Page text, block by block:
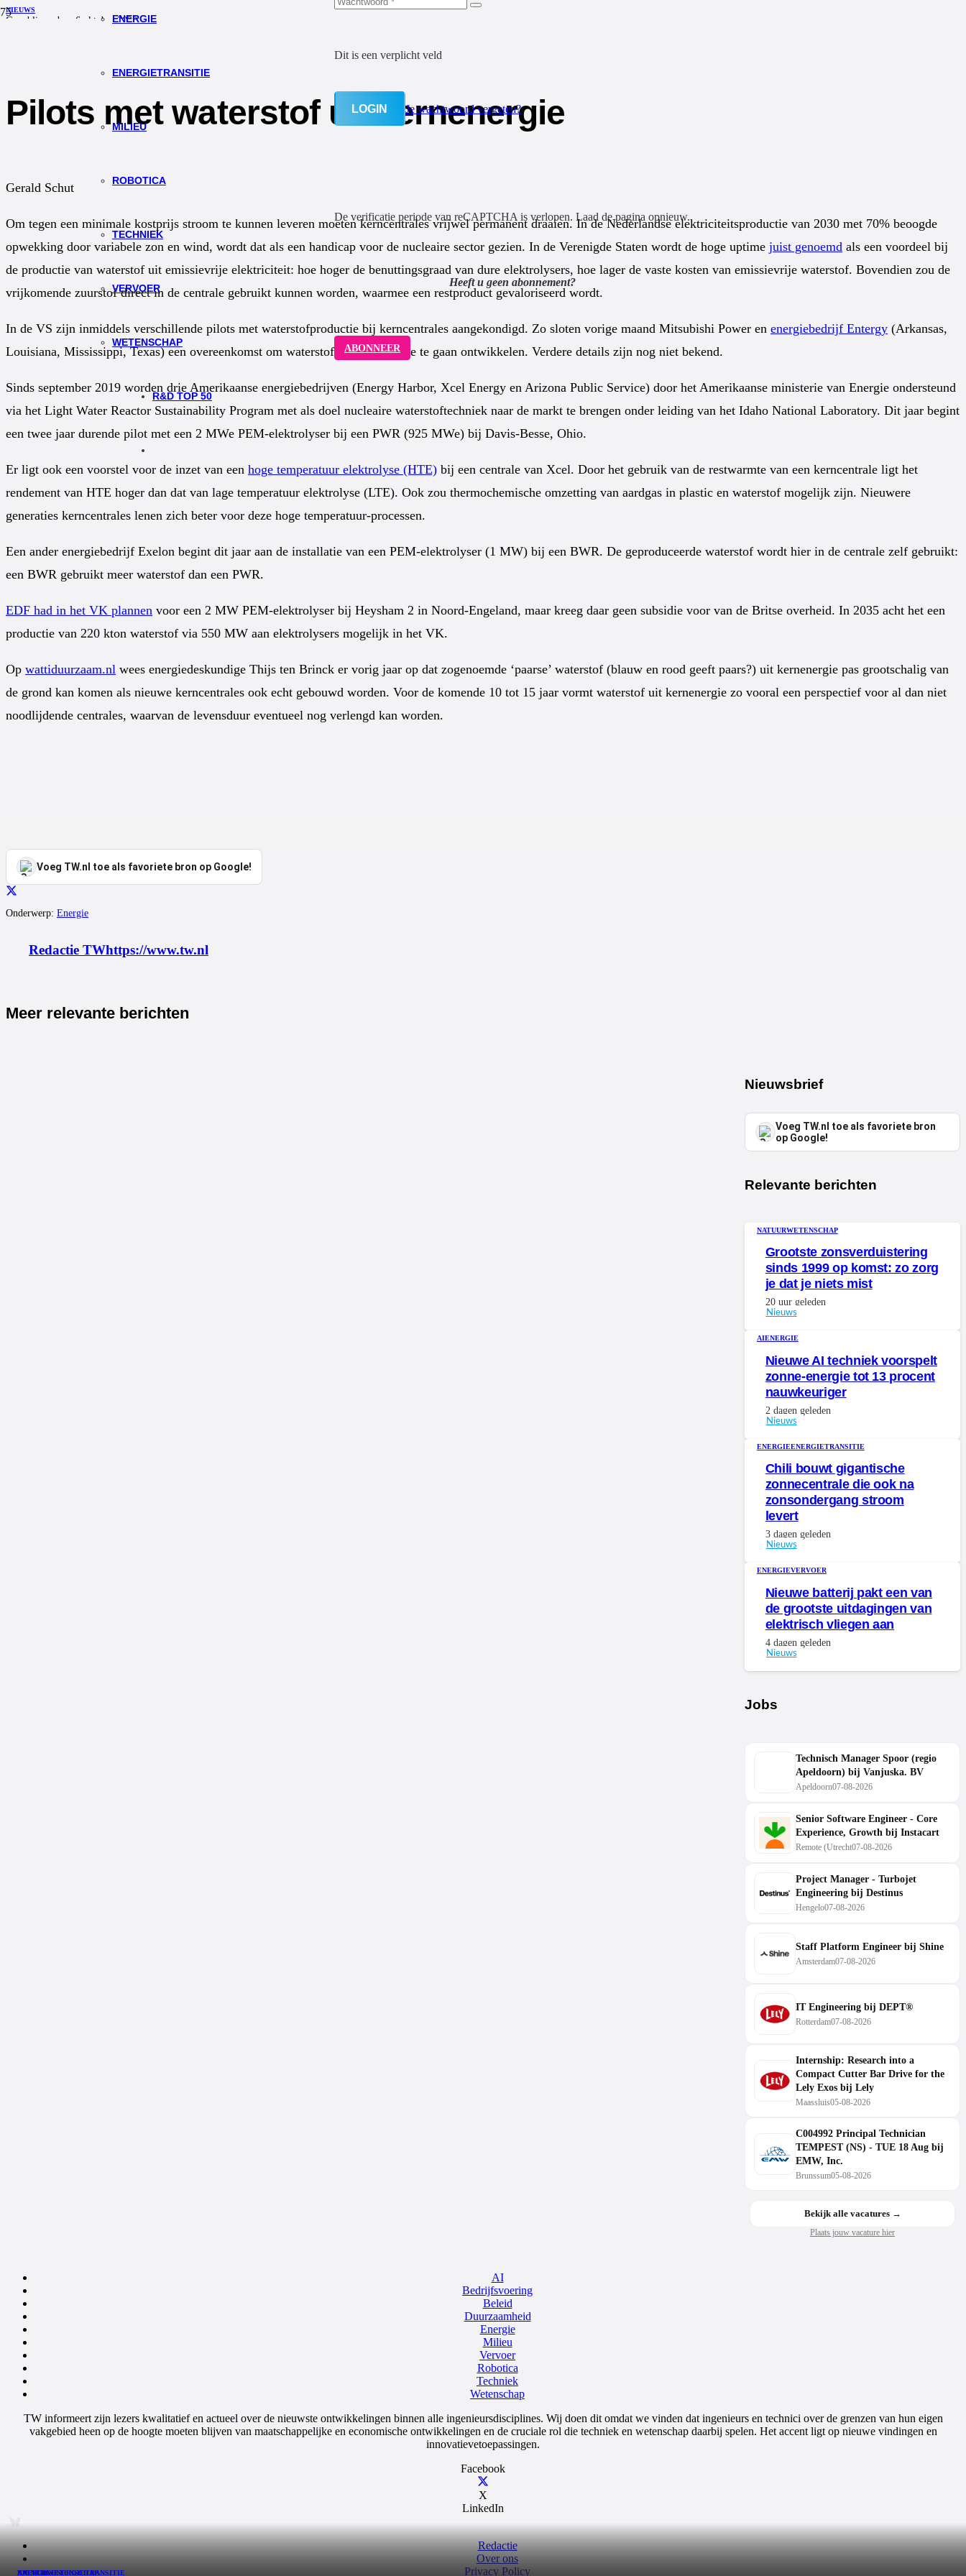
ENERGIE
ENERGIETRANSITIE
MILIEU
ROBOTICA
TECHNIEK
VERVOER
WETENSCHAP
R&D TOP 50
Dit is een verplicht veld
LOGIN Je wachtwoord vergeten?
De verificatie periode van reCAPTCHA is verlopen. Laad de pagina opnieuw.
Heeft u geen abonnement?
ABONNEER
NIEUWS
Gepubliceerd op 6 oktober 2020
Pilots met waterstof uit kernenergie
Gerald Schut
Om tegen een minimale kostprijs stroom te kunnen leveren moeten kerncentrales vrijwel permanent draaien. In de Nederlandse elektriciteitsproductie van 2030 met 70% beoogde
opwekking door variabele zon en wind, wordt dat als een handicap voor de nucleaire sector gezien. In de Verenigde Staten wordt de hoge uptime juist genoemd als een voordeel bij
de productie van waterstof uit emissievrije elektriciteit: hoe hoger de benuttingsgraad van dure elektrolysers, hoe lager de vaste kosten van emissievrije waterstof. Bovendien zou de
vrijkomende zuurstof direct in de centrale gebruikt kunnen worden, waarmee een restproduct gevaloriseerd wordt.
In de VS zijn inmiddels verschillende pilots met waterstofproductie bij kerncentrales aangekondigd. Zo sloten vorige maand Mitsubishi Power en energiebedrijf Entergy (Arkansas,
Louisiana, Mississippi, Texas) een overeenkomst om waterstof uit kernenergie te gaan ontwikkelen. Verdere details zijn nog niet bekend.
Sinds september 2019 worden drie Amerikaanse energiebedrijven (Energy Harbor, Xcel Energy en Arizona Public Service) door het Amerikaanse ministerie van Energie ondersteund
via het Light Water Reactor Sustainability Program met als doel nucleaire waterstoftechniek naar de markt te brengen onder leiding van het Idaho National Laboratory. Dit jaar begint
een twee jaar durende pilot met een 2 MWe PEM-elektrolyser bij een PWR (925 MWe) bij Davis-Besse, Ohio.
Er ligt ook een voorstel voor de inzet van een hoge temperatuur elektrolyse (HTE) bij een centrale van Xcel. Door het gebruik van de restwarmte van een kerncentrale ligt het
rendement van HTE hoger dan dat van lage temperatuur elektrolyse (LTE). Ook zou thermochemische omzetting van aardgas in plastic en waterstof mogelijk zijn. Nieuwere
generaties kerncentrales lenen zich beter voor deze hoge temperatuur-processen.
Een ander energiebedrijf Exelon begint dit jaar aan de installatie van een PEM-elektrolyser (1 MW) bij een BWR. De geproduceerde waterstof wordt hier in de centrale zelf gebruikt:
een BWR gebruikt meer waterstof dan een PWR.
EDF had in het VK plannen voor een 2 MW PEM-elektrolyser bij Heysham 2 in Noord-Engeland, maar kreeg daar geen subsidie voor van de Britse overheid. In 2035 acht het een
productie van 220 kton waterstof via 550 MW aan elektrolysers mogelijk in het VK.
Op wattiduurzaam.nl wees energiedeskundige Thijs ten Brinck er vorig jaar op dat zogenoemde ‘paarse’ waterstof (blauw en rood geeft paars?) uit kernenergie pas grootschalig van
de grond kan komen als nieuwe kerncentrales ook echt gebouwd worden. Voor de komende 10 tot 15 jaar vormt waterstof uit kernenergie zo vooral een perspectief voor al dan niet
noodlijdende centrales, waarvan de levensduur eventueel nog verlengd kan worden.
Voeg TW.nl toe als favoriete bron op Google!
Onderwerp: Energie
Redactie TWhttps://www.tw.nl
Meer relevante berichten
NATUURWETENSCHAP
AIENERGIE
ENERGIEENERGIETRANSITIE
Nieuwsbrief
Voeg TW.nl toe als favoriete bron
op Google!
Relevante berichten
NATUURWETENSCHAP
Grootste zonsverduistering
sinds 1999 op komst: zo zorg
je dat je niets mist
20 uur geleden
Nieuws
AIENERGIE
Nieuwe AI techniek voorspelt
zonne-energie tot 13 procent
nauwkeuriger
2 dagen geleden
Nieuws
ENERGIEENERGIETRANSITIE
Chili bouwt gigantische
zonnecentrale die ook na
zonsondergang stroom
levert
3 dagen geleden
Nieuws
ENERGIEVERVOER
Nieuwe batterij pakt een van
de grootste uitdagingen van
elektrisch vliegen aan
4 dagen geleden
Nieuws
Jobs
Technisch Manager Spoor (regio
Apeldoorn) bij Vanjuska. BV
Apeldoorn07-08-2026
Senior Software Engineer - Core
Experience, Growth bij Instacart
Remote (Utrecht07-08-2026
Project Manager - Turbojet
Engineering bij Destinus
Hengelo07-08-2026
Staff Platform Engineer bij Shine
Amsterdam07-08-2026
IT Engineering bij DEPT®
Rotterdam07-08-2026
Internship: Research into a
Compact Cutter Bar Drive for the
Lely Exos bij Lely
Maassluis05-08-2026
C004992 Principal Technician
TEMPEST (NS) - TUE 18 Aug bij
EMW, Inc.
Brunssum05-08-2026
Bekijk alle vacatures →
Plaats jouw vacature hier
AI
Bedrijfsvoering
Beleid
Duurzaamheid
Energie
Milieu
Vervoer
Robotica
Techniek
Wetenschap
TW informeert zijn lezers kwalitatief en actueel over de nieuwste ontwikkelingen binnen alle ingenieursdisciplines. Wij doen dit omdat we vinden dat ingenieurs en technici over de grenzen van hun eigen
vakgebied heen op de hoogte moeten blijven van maatschappelijke en economische ontwikkelingen en de cruciale rol die techniek en wetenschap daarbij spelen. Het accent ligt op nieuwe vindingen en
innovatievetoepassingen.
Facebook
X
LinkedIn
Redactie
Over ons
Privacy Policy